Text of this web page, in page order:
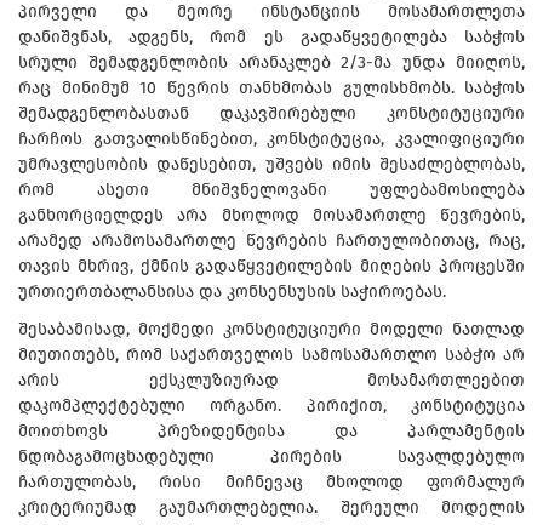
პირველი და მეორე ინსტანციის მოსამართლეთა
დანიშვნას, ადგენს, რომ ეს გადაწყვეტილება საბჭოს
სრული შემადგენლობის არანაკლებ 2/3-მა უნდა მიიღოს,
რაც მინიმუმ 10 წევრის თანხმობას გულისხმობს. საბჭოს
შემადგენლობასთან დაკავშირებული კონსტიტუციური
ჩარჩოს გათვალისწინებით, კონსტიტუცია, კვალიფიციური
უმრავლესობის დაწესებით, უშვებს იმის შესაძლებლობას,
რომ ასეთი მნიშვნელოვანი უფლებამოსილება
განხორციელდეს არა მხოლოდ მოსამართლე წევრების,
არამედ არამოსამართლე წევრების ჩართულობითაც, რაც,
თავის მხრივ, ქმნის გადაწყვეტილების მიღების პროცესში
ურთიერთბალანსისა და კონსენსუსის საჭიროებას.
შესაბამისად, მოქმედი კონსტიტუციური მოდელი ნათლად
მიუთითებს, რომ საქართველოს სამოსამართლო საბჭო არ
არის ექსკლუზიურად მოსამართლეებით
დაკომპლექტებული ორგანო. პირიქით, კონსტიტუცია
მოითხოვს პრეზიდენტისა და პარლამენტის
ნდობაგამოცხადებული პირების სავალდებულო
ჩართულობას, რისი მიჩნევაც მხოლოდ ფორმალურ
კრიტერიუმად გაუმართლებელია. შერეული მოდელის